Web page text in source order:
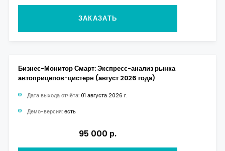
ЗАКАЗАТЬ
Бизнес-Монитор Смарт: Экспресс-анализ рынка
автоприцепов-цистерн (август 2026 года)
Дата выхода отчёта: 01 августа 2026 г.
Демо-версия: есть
95 000 р.